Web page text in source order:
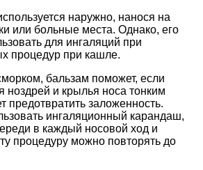
наружно, нанося на
или больные места. Однако, его
для ингаляций при
процедур при кашле.
бальзам поможет, если
ноздрей и крылья носа тонким
предотвратить заложенность.
ингаляционный карандаш,
в каждый носовой ход и
процедуру можно повторять до